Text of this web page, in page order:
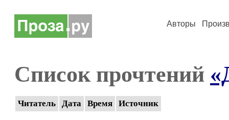
Авторы
Список прочтений
Читатель Дата Время Источник